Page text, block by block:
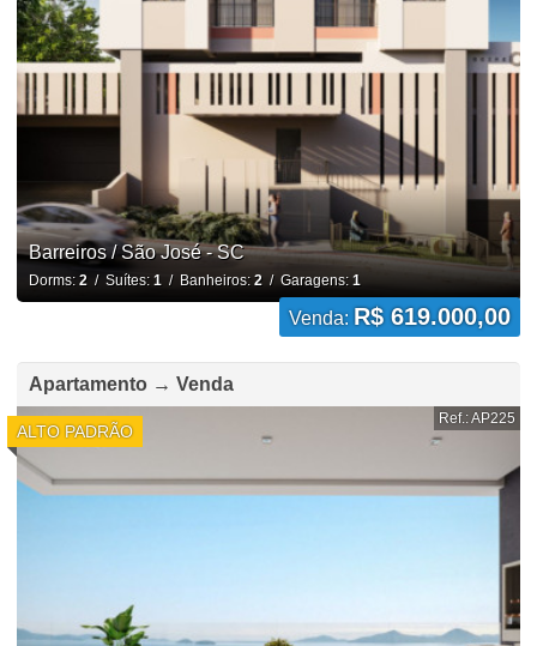
Barreiros / São José - SC
Dorms: 2/ Suítes: 1 / Banheiros: 2/ Garagens: 1
Venda: R$ 619.000,00
Apartamento → Venda
ALTO PADRÃO
Ref.: AP225